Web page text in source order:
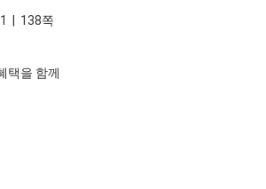
| 138쪽
택을 함께